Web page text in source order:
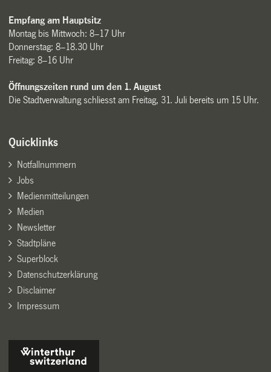
Empfang am Hauptsitz
Montag bis Mittwoch: 8–17 Uhr
Donnerstag: 8–18.30 Uhr
Freitag: 8–16 Uhr
Öffnungszeiten rund um den 1. August
Die Stadtverwaltung schliesst am Freitag, 31. Juli bereits um 15 Uhr.
Quicklinks
Notfallnummern
Jobs
Medienmitteilungen
Medien
Newsletter
Stadtpläne
Superblock
Datenschutzerklärung
Disclaimer
Impressum